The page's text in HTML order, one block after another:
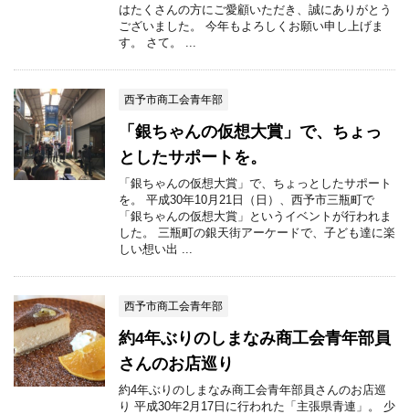
はたくさんの方にご愛顧いただき、誠にありがとう
ございました。 今年もよろしくお願い申し上げま
す。 さて。 ...
西予市商工会青年部
「銀ちゃんの仮想大賞」で、ちょっ
としたサポートを。
「銀ちゃんの仮想大賞」で、ちょっとしたサポート
を。 平成30年10月21日（日）、西予市三瓶町で
「銀ちゃんの仮想大賞」というイベントが行われま
した。 三瓶町の銀天街アーケードで、子ども達に楽
しい想い出 ...
西予市商工会青年部
約4年ぶりのしまなみ商工会青年部員
さんのお店巡り
約4年ぶりのしまなみ商工会青年部員さんのお店巡
り 平成30年2月17日に行われた「主張県青連」。 少